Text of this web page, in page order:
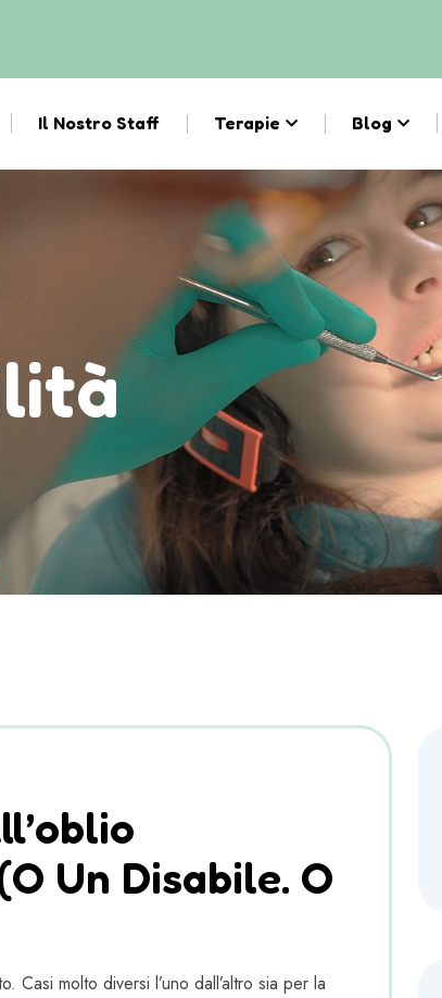
Il Nostro Staff Terapie Blog
Un Disabile. O
Casi molto diversi l’uno dall’altro sia per la